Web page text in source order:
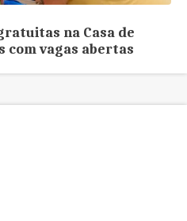
na Casa de
com vagas abertas